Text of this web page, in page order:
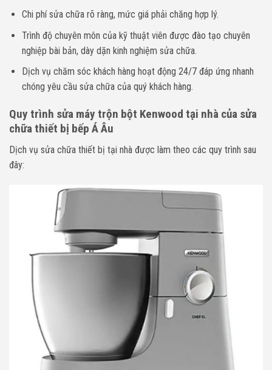
Chi phí sửa chữa rõ ràng, mức giá phải chăng hợp lý.
Trình độ chuyên môn của kỹ thuật viên được đào tạo chuyên
nghiệp bài bản, dày dặn kinh nghiệm sửa chữa.
Dịch vụ chăm sóc khách hàng hoạt động 24/7 đáp ứng nhanh
chóng yêu cầu sửa chữa của quý khách hàng.
Quy trình sửa máy trộn bột Kenwood tại nhà của sửa
chữa thiết bị bếp Á Âu
Dịch vụ sửa chữa thiết bị tại nhà được làm theo các quy trình sau
đây: